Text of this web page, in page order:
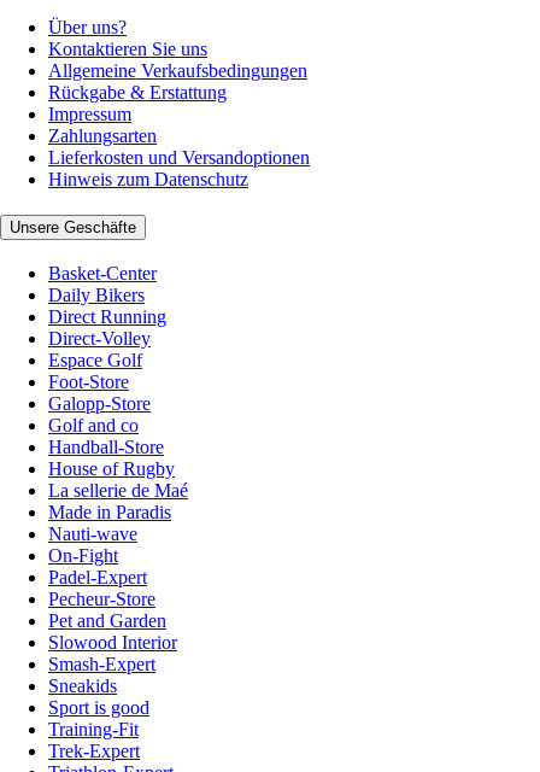
Über uns?
Kontaktieren Sie uns
Allgemeine Verkaufsbedingungen
Rückgabe & Erstattung
Impressum
Zahlungsarten
Lieferkosten und Versandoptionen
Hinweis zum Datenschutz
Unsere Geschäfte
Basket-Center
Daily Bikers
Direct Running
Direct-Volley
Espace Golf
Foot-Store
Galopp-Store
Golf and co
Handball-Store
House of Rugby
La sellerie de Maé
Made in Paradis
Nauti-wave
On-Fight
Padel-Expert
Pecheur-Store
Pet and Garden
Slowood Interior
Smash-Expert
Sneakids
Sport is good
Training-Fit
Trek-Expert